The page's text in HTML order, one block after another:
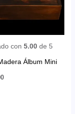
con 5.00 de 5
Álbum Mini